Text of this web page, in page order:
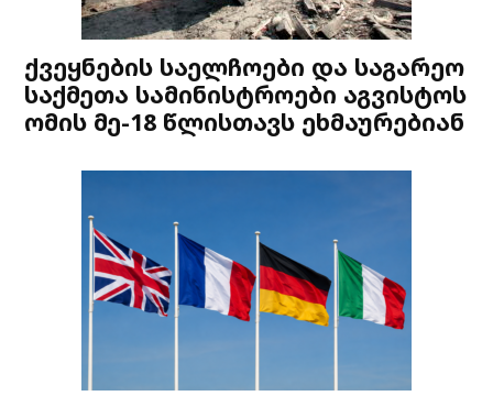
ქვეყნების საელჩოები და საგარეო
საქმეთა სამინისტროები აგვისტოს
ომის მე-18 წლისთავს ეხმაურებიან